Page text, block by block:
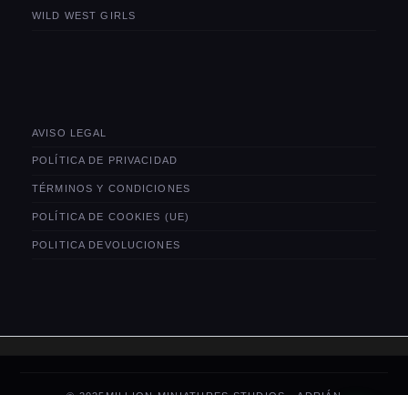
WILD WEST GIRLS
AVISO LEGAL
POLÍTICA DE PRIVACIDAD
TÉRMINOS Y CONDICIONES
POLÍTICA DE COOKIES (UE)
POLITICA DEVOLUCIONES